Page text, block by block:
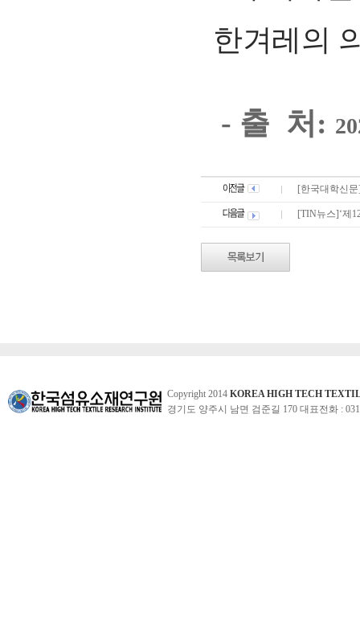
한겨레의
- 출 처: 2
[한국대학신
[TIN뉴스]‘제
Copyright 2014 KOREA HIGH TECH
경기도 양주시 남면 검준길 170 대표전화 :